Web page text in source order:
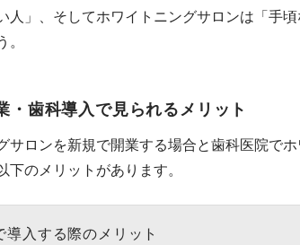
人」、そしてホワイトニングサロンは「手
。
・歯科導入で見られるメリット
サロンを新規で開業する場合と歯科医院で
下のメリットがあります。
導入する際のメリット